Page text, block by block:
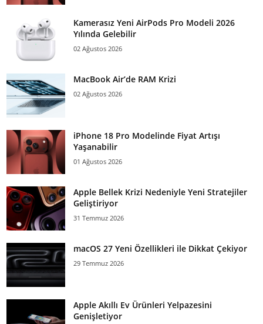
Kamerasız Yeni AirPods Pro Modeli 2026
Yılında Gelebilir
02 Ağustos 2026
MacBook Air’de RAM Krizi
02 Ağustos 2026
iPhone 18 Pro Modelinde Fiyat Artışı
Yaşanabilir
01 Ağustos 2026
Apple Bellek Krizi Nedeniyle Yeni Stratejiler
Geliştiriyor
31 Temmuz 2026
macOS 27 Yeni Özellikleri ile Dikkat Çekiyor
29 Temmuz 2026
Apple Akıllı Ev Ürünleri Yelpazesini
Genişletiyor